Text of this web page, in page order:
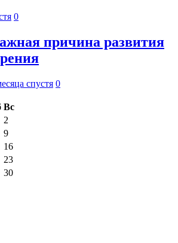
0
причина развития
спустя 0
Вс
2
9
16
23
30